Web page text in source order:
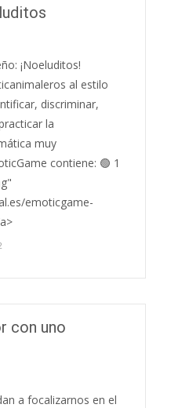
¡Noeluditos!
al estilo
discriminar,
la
muy
contiene: 🟢 1
emoticgame-
con uno
a focalizarnos en el